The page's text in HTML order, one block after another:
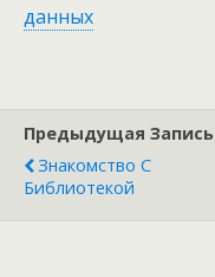
данных
Предыдущая Запись
Знакомство С
Библиотекой